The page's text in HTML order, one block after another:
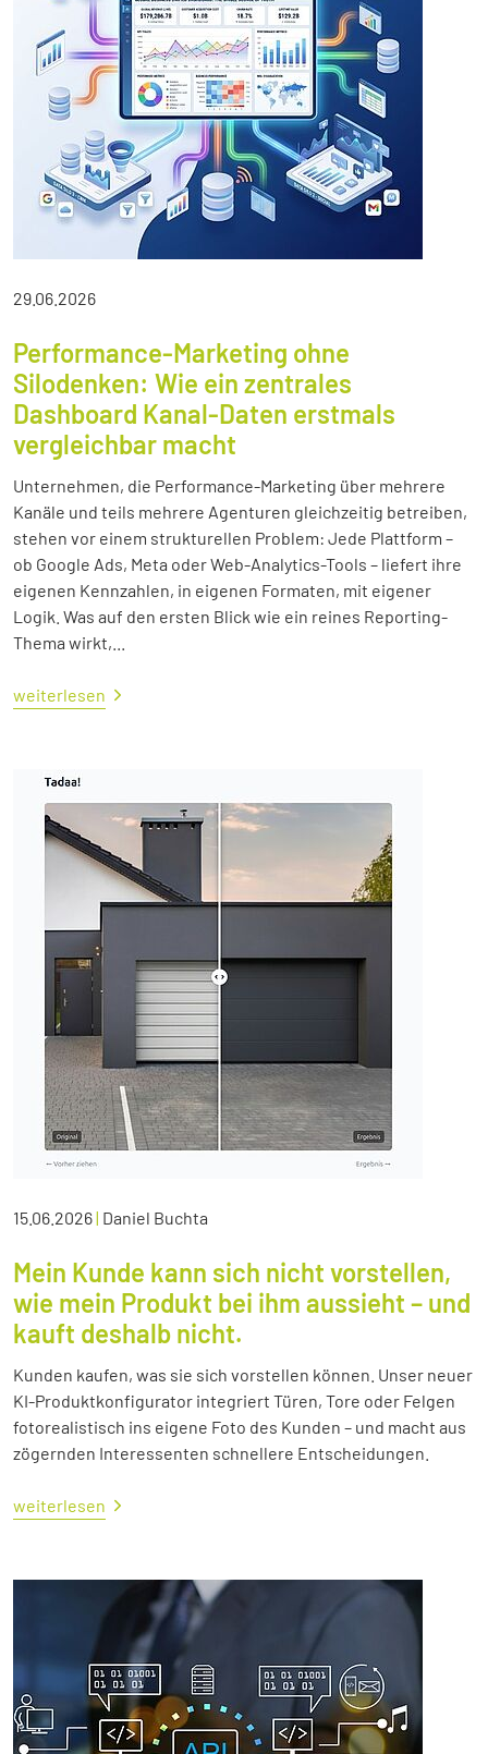
29.06.2026
Performance-Marketing ohne
Silodenken: Wie ein zentrales
Dashboard Kanal-Daten erstmals
vergleichbar macht
Unternehmen, die Performance-Marketing über mehrere
Kanäle und teils mehrere Agenturen gleichzeitig betreiben,
stehen vor einem strukturellen Problem: Jede Plattform –
ob Google Ads, Meta oder Web-Analytics-Tools – liefert ihre
eigenen Kennzahlen, in eigenen Formaten, mit eigener
Logik. Was auf den ersten Blick wie ein reines Reporting-
Thema wirkt,...
weiterlesen
15.06.2026| Daniel Buchta
Mein Kunde kann sich nicht vorstellen,
wie mein Produkt bei ihm aussieht – und
kauft deshalb nicht.
Kunden kaufen, was sie sich vorstellen können. Unser neuer
KI-Produktkonfigurator integriert Türen, Tore oder Felgen
fotorealistisch ins eigene Foto des Kunden – und macht aus
zögernden Interessenten schnellere Entscheidungen.
weiterlesen